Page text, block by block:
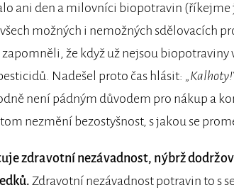
ani den a milovníci biopotravin (říkejme
možných i nemožných sdělovacích
že když už nejsou biopotraviny
Nadešel proto čas hlásit:
není pádným důvodem pro nákup a
nezmění bezostyšnost, s jakou se
zdravotní nezávadnost, nýbrž
Zdravotní nezávadnost potravin to s